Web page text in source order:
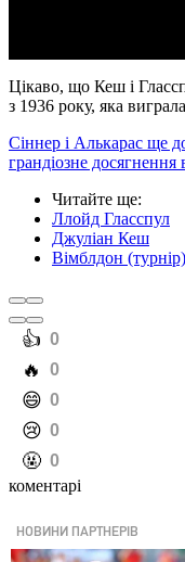
Цікаво, що Кеш і
з 1936 року, яка
Сіннер і Алькарас ще
грандіозне досягнення
Читайте ще:
Ллойд Гласспул
Джуліан Кеш
Вімблдон (турнір)
️👍 0
️🔥 0
️😄 0
️😢 0
️🤬 0
коментарі